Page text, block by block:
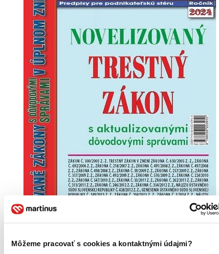
Môžeme pracovať s cookies a kontaktnými údajmi?